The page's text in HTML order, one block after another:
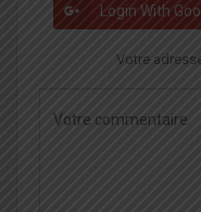
Login With
Votre